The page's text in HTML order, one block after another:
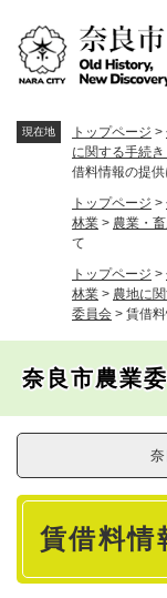
現在地 トップページ >
に関する手続き
借料情報の提
トップページ >
林業 > 農業・
て
トップページ >
林業 > 農地に
委員会 > 賃借
奈良市農業
本
賃借料情